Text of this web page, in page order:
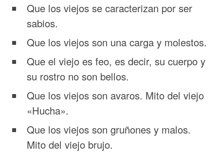
Que los viejos se caracterizan por ser
sabios.
Que los viejos son una carga y molestos.
Que el viejo es feo, es decir, su cuerpo y
su rostro no son bellos.
Que los viejos son avaros. Mito del viejo
«Hucha».
Que los viejos son gruñones y malos.
Mito del viejo brujo.